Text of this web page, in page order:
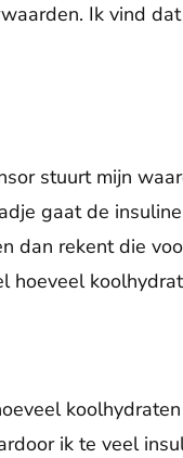
Ik vind
stuurt mijn
gaat de
dan rekent die
ik te veel